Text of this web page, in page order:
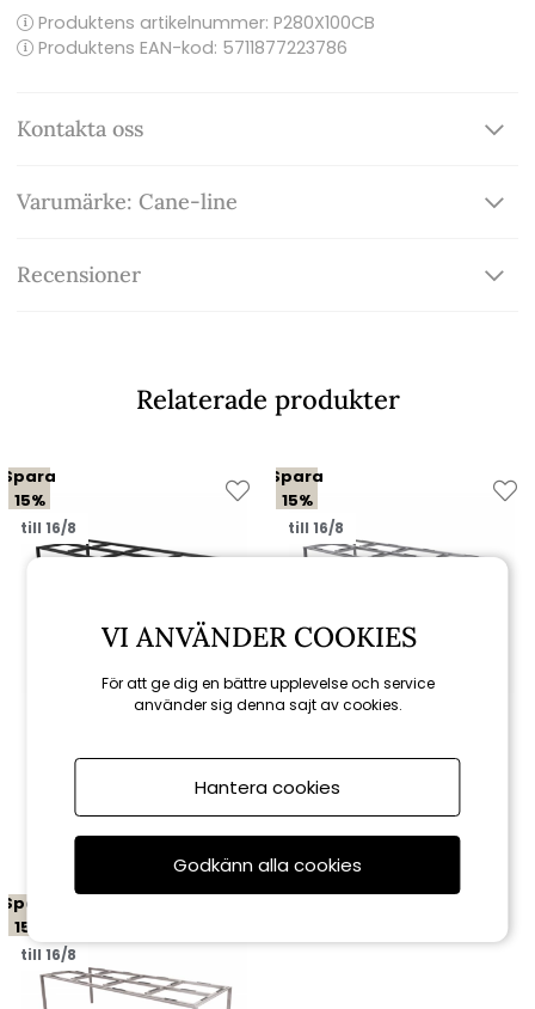
Produktens artikelnummer: P280X100CB
Produktens EAN-kod: 5711877223786
Kontakta oss
Varumärke: Cane-line
Recensioner
Relaterade produkter
Spara
15%
till 16/8
Pure matbordunderrede
280x100 cm - lava grey
14 960 kr 17 600 kr
Spara
15%
till 16/8
Pure matbordunderrede
280x100 cm - light grey
14 960 kr 17 600 kr
Spara
15%
till 16/8
VI ANVÄNDER COOKIES
För att ge dig en bättre upplevelse och service
använder sig denna sajt av cookies.
Hantera cookies
Godkänn alla cookies